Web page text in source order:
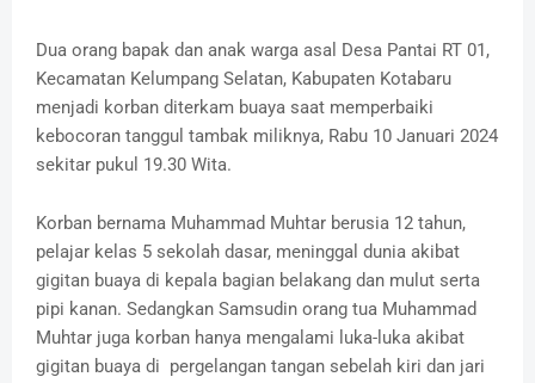
Dua orang bapak dan anak warga asal Desa Pantai RT 01,
Kecamatan Kelumpang Selatan, Kabupaten Kotabaru
menjadi korban diterkam buaya saat memperbaiki
kebocoran tanggul tambak miliknya, Rabu 10 Januari 2024
sekitar pukul 19.30 Wita.
Korban bernama Muhammad Muhtar berusia 12 tahun,
pelajar kelas 5 sekolah dasar, meninggal dunia akibat
gigitan buaya di kepala bagian belakang dan mulut serta
pipi kanan. Sedangkan Samsudin orang tua Muhammad
Muhtar juga korban hanya mengalami luka-luka akibat
gigitan buaya di pergelangan tangan sebelah kiri dan jari